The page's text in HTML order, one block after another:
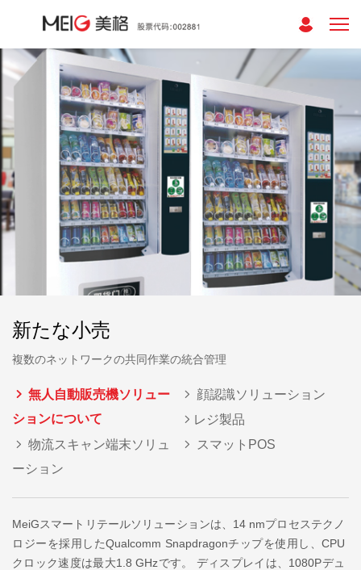
新たな小売
複数のネットワークの共同作業の統合管理
無人自動販売機ソリュー
ションについて
顔認識ソリューション
レジ製品
物流スキャン端末ソリュ
ーション
スマットPOS
MeiGスマートリテールソリューションは、14 nmプロセステクノ
ロジーを採用したQualcomm Snapdragonチップを使用し、CPU
クロック速度は最大1.8 GHzです。 ディスプレイは、1080Pデュ